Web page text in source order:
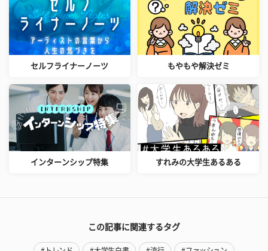
セルフライナーノーツ もやもや解決ゼミ
インターンシップ特集 すれみの大学生あるある
この記事に関連するタグ